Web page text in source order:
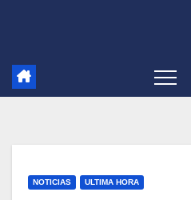
NOTICIAS ULTIMA HORA